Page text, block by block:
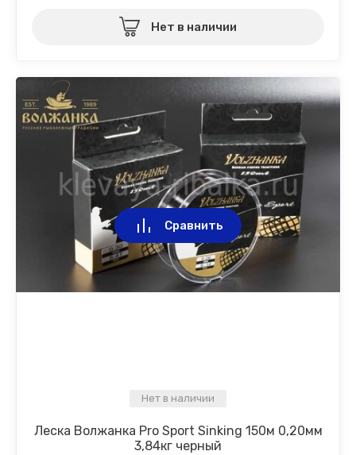
Нет в наличии
Нет в наличии
Леска Волжанка Pro Sport Sinking 150м 0,20мм
3,84кг черный
Сравнить